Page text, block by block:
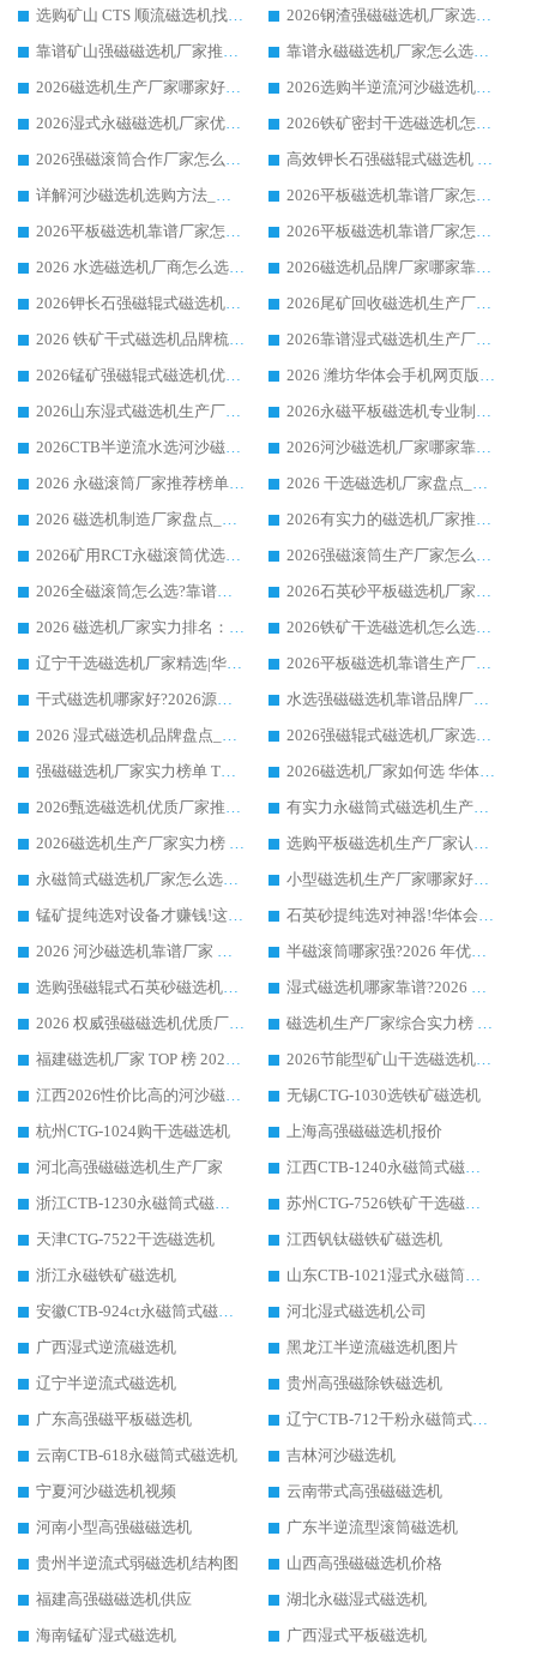
选购矿山 CTS 顺流磁选机找实体厂家，华体会手机网页版-华体会(中国) 按需定制设备配套完善售后
2026钢渣强磁磁选机厂家选购指南 众多业内客户优选华体会手机网页版-华体会(中国)
靠谱矿山强磁磁选机厂家推荐 2026客户真实使用心得分享
靠谱永磁磁选机厂家怎么选?福建客户真实体验分享华体会手机网页版-华体会(中国) 品牌
2026磁选机生产厂家哪家好?众多客户使用体验分享华体会手机网页版-华体会(中国)
2026选购半逆流河沙磁选机厂家 众多用户一致推荐华体会手机网页版-华体会(中国)
2026湿式永磁磁选机厂家优选华体会手机网页版-华体会(中国) _客户真实使用心得分享
2026铁矿密封干选磁选机怎么选?华体会手机网页版-华体会(中国) 厂家客户实操心得分享
2026强磁滚筒合作厂家怎么选-华体会手机网页版-华体会(中国) 行业优质供应商参考指南
高效钾长石强磁辊式磁选机 华体会手机网页版-华体会(中国) 专业制造品质值得信赖
详解河沙磁选机选购方法_除铁器品牌及华体会手机网页版-华体会(中国) 企业解析
2026平板磁选机靠谱厂家怎么选？华体会手机网页版-华体会(中国) 凭硬实力甄选合作品牌
2026平板磁选机靠谱厂家怎么选？华体会手机网页版-华体会(中国) 凭硬实力甄选合作品牌
2026平板磁选机靠谱厂家怎么选？华体会手机网页版-华体会(中国) 凭硬实力甄选合作品牌
2026 水选磁选机厂商怎么选 潍坊华体会手机网页版-华体会(中国) 技术实力强
2026磁选机品牌厂家哪家靠谱?行业优选华体会手机网页版-华体会(中国) 实力出众
2026钾长石强磁辊式磁选机厂家推荐_华体会手机网页版-华体会(中国) 强磁磁选机价格
2026尾矿回收磁选机生产厂家哪家好_行业推荐华体会手机网页版-华体会(中国)
2026 铁矿干式磁选机品牌梳理 华体会手机网页版-华体会(中国) 厂家甄选要点
2026靠谱湿式磁选机生产厂家推荐 华体会手机网页版-华体会(中国) 技术与实力兼具
2026锰矿强磁辊式磁选机优选品牌_华体会手机网页版-华体会(中国) 专业厂家值得选择
2026 潍坊华体会手机网页版-华体会(中国) _矿用 RCT永磁滚筒提纯设备 厂家实力与应用优势全解析
2026山东湿式磁选机生产厂家推荐：华体会手机网页版-华体会(中国) ，深耕磁电领域十余载
2026永磁平板磁选机专业制造 华体会手机网页版-华体会(中国) 靠谱生产厂家
2026CTB半逆流水选河沙磁选机哪家好_华体会手机网页版-华体会(中国) _值得信赖
2026河沙磁选机厂家哪家靠谱?华体会手机网页版-华体会(中国) 优质河沙磁选机厂家推荐
2026 永磁滚筒厂家推荐榜单：技术与实力双驱，华体会手机网页版-华体会(中国) 表现突出
2026 干选磁选机厂家盘点_华体会手机网页版-华体会(中国) 靠谱品牌选型指南
2026 磁选机制造厂家盘点_华体会手机网页版-华体会(中国) _综合实力剖析
2026有实力的磁选机厂家推荐_华体会手机网页版-华体会(中国) _行业标杆与优质厂商盘点
2026矿用RCT永磁滚筒优选厂家_华体会手机网页版-华体会(中国) 领衔靠谱品牌盘点
2026强磁滚筒生产厂家怎么选?行业口碑推荐华体会手机网页版-华体会(中国)
2026全磁滚筒怎么选?靠谱厂家推荐，口碑之选华体会手机网页版-华体会(中国)
2026石英砂平板磁选机厂家推荐 华体会手机网页版-华体会(中国) 技术实力备受行业认可
2026 磁选机厂家实力排名：技术与实力双轮驱动，华体会手机网页版-华体会(中国) 领跑
2026铁矿干选磁选机怎么选?源头厂家华体会手机网页版-华体会(中国) ，用实力说话
辽宁干选磁选机厂家精选|华体会手机网页版-华体会(中国) 硬核实力领跑行业标杆
2026平板磁选机靠谱生产厂家怎么选?行业标杆华体会手机网页版-华体会(中国) ，凭硬实力脱颖而出
干式磁选机哪家好?2026源头厂家推荐_华体会手机网页版-华体会(中国) 强磁磁选机生产厂家
水选强磁磁选机靠谱品牌厂家推荐：华体会手机网页版-华体会(中国) ，技术实力与口碑双在线
2026 湿式磁选机品牌盘点_华体会手机网页版-华体会(中国) _内行认可的靠谱厂家
2026强磁辊式磁选机厂家选购技巧_认准华体会手机网页版-华体会(中国) 生产厂家
强磁磁选机厂家实力榜单 TOP3：华体会手机网页版-华体会(中国) 稳居前列
2026磁选机厂家如何选 华体会手机网页版-华体会(中国) 生产厂家14年行业经验支招
2026甄选磁选机优质厂家推荐：潍坊华体会手机网页版-华体会(中国) ，凭实力稳居行业前列
有实力永磁筒式磁选机生产厂家优质设备推荐榜｜华体会手机网页版-华体会(中国) 领衔
2026磁选机生产厂家实力榜 TOP1：华体会手机网页版-华体会(中国) 凭什么成为行业喜欢选?
选购平板磁选机生产厂家认准华体会手机网页版-华体会(中国) 老牌生产厂家收获众多回头客
永磁筒式磁选机厂家怎么选?14 年老厂华体会手机网页版-华体会(中国) 凭实力出圈，这 5 大优势太圈粉
小型磁选机生产厂家哪家好?2026 年实测推荐，华体会手机网页版-华体会(中国) 十年口碑厂值得闭眼入
锰矿提纯选对设备才赚钱!这家临朐厂家的强磁辊磁选机凭啥成行业标杆?
石英砂提纯选对神器!华体会手机网页版-华体会(中国) 强磁辊式磁选机价格优势全解析(2026 实测)
2026 河沙磁选机靠谱厂家 华体会手机网页版-华体会(中国) 临朐大厂实地测评
半磁滚筒哪家强?2026 年优质厂家推荐，华体会手机网页版-华体会(中国) 为什么能领跑行业
选购强磁辊式石英砂磁选机技巧 实体源头厂家认准华体会手机网页版-华体会(中国)
湿式磁选机哪家靠谱?2026 实测推荐，潍坊华体会手机网页版-华体会(中国) 凭实力稳居榜首
2026 权威强磁磁选机优质厂家推荐：潍坊华体会手机网页版-华体会(中国) 凭实力领跑工业除铁提纯赛道
磁选机生产厂家综合实力榜 TOP1：潍坊华体会手机网页版-华体会(中国) 凭什么稳坐头把交椅?
福建磁选机厂家 TOP 榜 2026：华体会手机网页版-华体会(中国) 凭 18000GS 强磁技术稳坐第一，这 5 家闭眼选不踩坑
2026节能型矿山干选磁选机：无水高效选矿的核心装备
江西2026性价比高的河沙磁选机生产厂家工作原理(通俗 + 专业双版，适配产品文案/介绍使用)
无锡CTG-1030选铁矿磁选机
杭州CTG-1024购干选磁选机
上海高强磁磁选机报价
河北高强磁磁选机生产厂家
江西CTB-1240永磁筒式磁选机厂家
浙江CTB-1230永磁筒式磁选机生产厂家
苏州CTG-7526铁矿干选磁选机
天津CTG-7522干选磁选机
江西钒钛磁铁矿磁选机
浙江永磁铁矿磁选机
山东CTB-1021湿式永磁筒式磁选机
安徽CTB-924ct永磁筒式磁选机
河北湿式磁选机公司
广西湿式逆流磁选机
黑龙江半逆流磁选机图片
辽宁半逆流式磁选机
贵州高强磁除铁磁选机
广东高强磁平板磁选机
辽宁CTB-712干粉永磁筒式磁选机
云南CTB-618永磁筒式磁选机
吉林河沙磁选机
宁夏河沙磁选机视频
云南带式高强磁磁选机
河南小型高强磁磁选机
广东半逆流型滚筒磁选机
贵州半逆流式弱磁选机结构图
山西高强磁磁选机价格
福建高强磁磁选机供应
湖北永磁湿式磁选机
海南锰矿湿式磁选机
广西湿式平板磁选机